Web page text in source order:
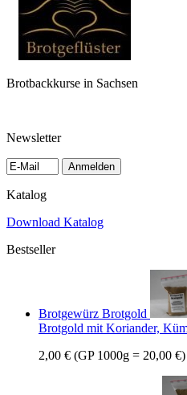
Brotbackkurse in Sachsen
Newsletter
Anmelden
Katalog
Download Katalog
Bestseller
Brotgewürz Brotgold
Brotgold mit Koriander,
2,00 € (GP 1000g = 20,00 €)